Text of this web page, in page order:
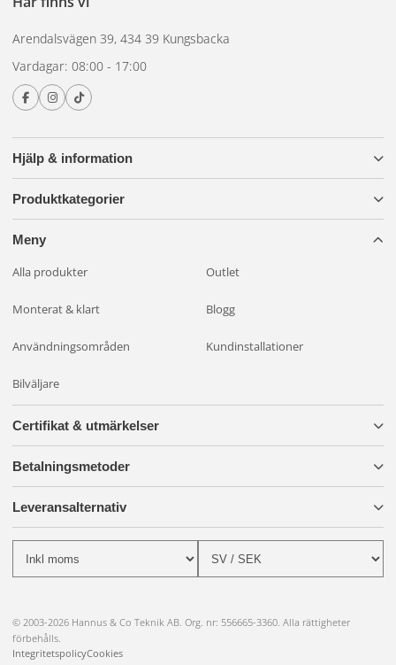
Hjälp & information
Produktkategorier
Meny
Alla produkter Outlet
Monterat & klart Blogg
Användningsområden Kundinstallationer
Bilväljare
Arendalsvägen 39, 434 39 Kungsbacka
Vardagar: 08:00 - 17:00
Certifikat & utmärkelser
Betalningsmetoder
Leveransalternativ
© 2003-2026 Hannus & Co Teknik AB. Org. nr: 556665-3360. Alla rättigheter
förbehålls.
IntegritetspolicyCookies